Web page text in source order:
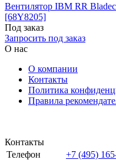
Вентилятор IBM RR
[68Y8205]
Под заказ
Запросить под заказ
О нас
О компании
Контакты
Политика
Правила
Контакты
Телефон
+7 (495)